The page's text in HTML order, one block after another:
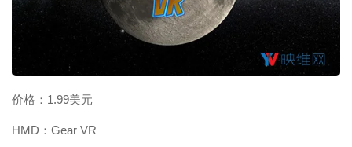
价格：1.99美元
HMD：Gear VR